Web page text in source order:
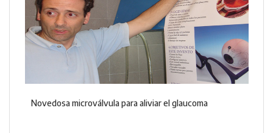
Novedosa microválvula para aliviar el glaucoma